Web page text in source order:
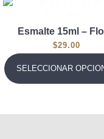
Esmalte 15ml –
$29.00
SELECCIONAR